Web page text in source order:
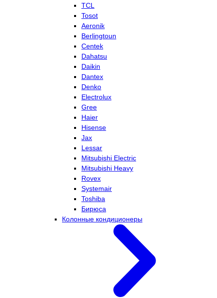
TCL
Tosot
Aeronik
Berlingtoun
Centek
Dahatsu
Daikin
Dantex
Denko
Electrolux
Gree
Haier
Hisense
Jax
Lessar
Mitsubishi Electric
Mitsubishi Heavy
Rovex
Systemair
Toshiba
Бирюса
Колонные кондиционеры